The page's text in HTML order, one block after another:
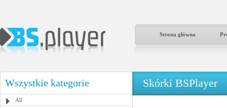
Strona główna
Wszystkie kategorie
All
Skórki BSPlayer